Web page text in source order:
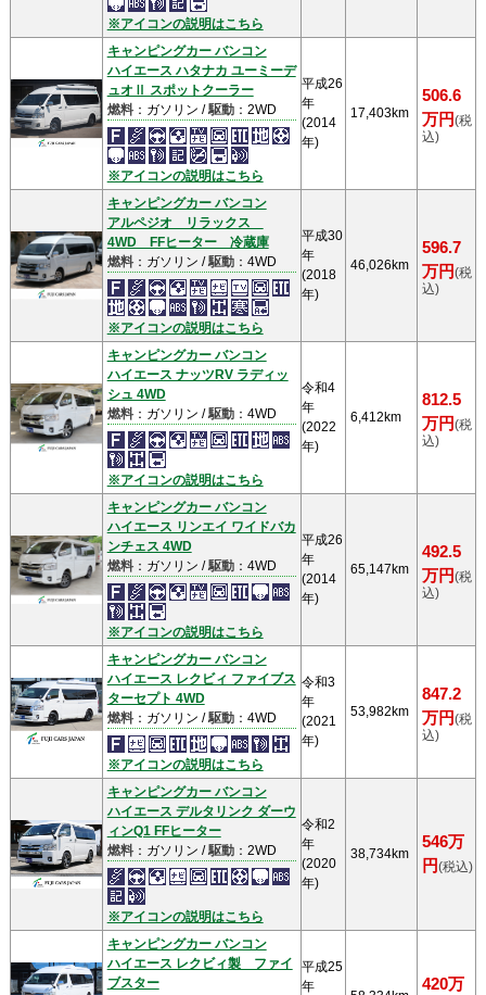
※アイコンの説明はこちら
キャンピングカー バンコン
ハイエース ハタナカ ユーミーデ
ュオⅡ スポットクーラー
燃料：ガソリン /駆動：2WD
※アイコンの説明はこちら
平成26
年
(2014
年)
17,403km
506.6
万円(税
込)
キャンピングカー バンコン
アルペジオ リラックス
4WD FFヒーター 冷蔵庫
燃料：ガソリン /駆動：4WD
※アイコンの説明はこちら
平成30
年
(2018
年)
46,026km
596.7
万円(税
込)
キャンピングカー バンコン
ハイエース ナッツRV ラディッ
シュ 4WD
燃料：ガソリン /駆動：4WD
※アイコンの説明はこちら
令和4
年
(2022
年)
6,412km
812.5
万円(税
込)
キャンピングカー バンコン
ハイエース リンエイ ワイドバカ
ンチェス 4WD
燃料：ガソリン /駆動：4WD
※アイコンの説明はこちら
平成26
年
(2014
年)
65,147km
492.5
万円(税
込)
キャンピングカー バンコン
ハイエース レクビィ ファイブス
ターセプト 4WD
燃料：ガソリン /駆動：4WD
※アイコンの説明はこちら
令和3
年
(2021
年)
53,982km
847.2
万円(税
込)
キャンピングカー バンコン
ハイエース デルタリンク ダーウ
ィンQ1 FFヒーター
燃料：ガソリン /駆動：2WD
※アイコンの説明はこちら
令和2
年
(2020
年)
38,734km
546万
円(税込)
キャンピングカー バンコン
ハイエース レクビィ製 ファイ
ブスター
平成25
年
420万